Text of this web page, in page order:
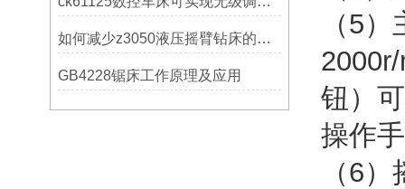
如何减少z3050液压摇臂钻床的故障和维修成本？
GB4228锯床工作原理及应用
（5
钮）
操作
（6